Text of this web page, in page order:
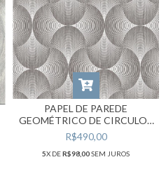
PAPEL DE PAREDE
GEOMÉTRICO DE CIRCULOS
RLVO-3444
R$490,00
5X DER$98,00SEM JUROS